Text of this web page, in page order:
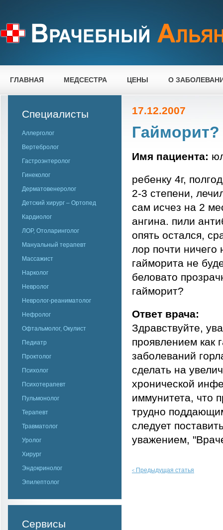
ГЛАВНАЯ МЕДСЕСТРА ЦЕНЫ О
Специалисты
Аллерголог
Вертебролог
Гастроэнтеролог
Гинеколог
Дерматовенеролог
Детский хирург – Ортопед
Кардиолог
ЛОР, Отоларинголог
Мануальный терапевт
Массажист
Нарколог
Невролог
Невролог-реаниматолог
Нефролог
Офтальмолог, Окулист
Педиатр
Проктолог
Психолог
Психотерапевт
Пульмонолог
Терапевт
Травматолог
Уролог
Хирург
Эндокринолог
Эпилептолог
Сервисы
17.12.2007
Гайморит?
Имя пациента:
ребенку 4г,
2-3 степени,
сам исчез на 2
ангина. пили
опять остался,
лор почти ничего
гайморита не
беловато
гайморит?
Ответ врача:
Здравствуйте,
проявлением как
заболеваний
сделать на
хронической
иммунитета, что
трудно
следует
уважением,
< Предыдущая статья